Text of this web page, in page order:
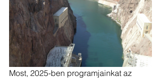
Most, 2025-ben programjainkat az